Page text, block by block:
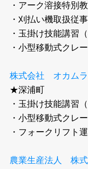
・アーク溶接特別
・刈払い機取扱従
・玉掛け技能講習
・小型移動式クレ
株式会社 オカムラ
★深浦町
・玉掛け技能講習（
・小型移動式クレ
・フォークリフト
農業生産法人 株